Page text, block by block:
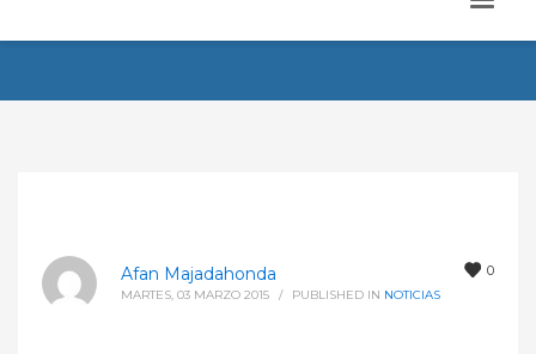
0
Afan Majadahonda
MARTES, 03 MARZO 2015 / PUBLISHED IN NOTICIAS